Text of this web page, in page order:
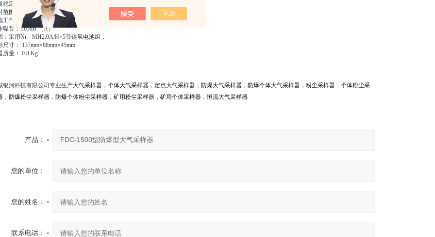
稳定性：≤5 ％
范围：0～99小时59分钟内任意设置
工作时间：> 8 h
噪音：≤65dB （A）
：采用Ni－MH2.0A/H×5节镍氢电池组，
尺寸： 137mm×88mm×45mm
质量： 0.8 Kg
银河科技有限公司专业生产大气采样器 ， 个体大气采样器 ， 定点大气采样器 ， 防爆大气采样器 ， 防爆个体大气采样器 ， 粉尘采样器 ， 个体粉尘采
， 防爆粉尘采样器 ， 防爆个体粉尘采样器 ， 矿用粉尘采样器 ， 矿用个体采样器 ，恒流大气采样器
产品：
您的单位：
您的姓名：
联系电话：